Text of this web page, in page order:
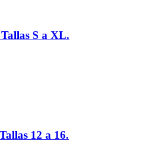
S a XL.
12 a 16.